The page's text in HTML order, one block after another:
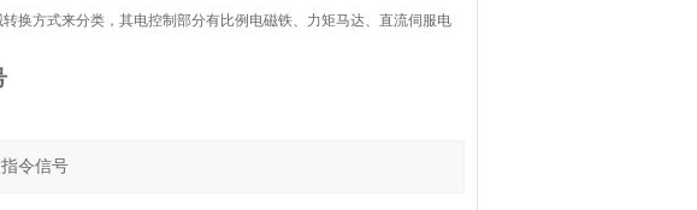
换方式来分类，其电控制部分有比例电磁铁、力矩马达、直流伺服电